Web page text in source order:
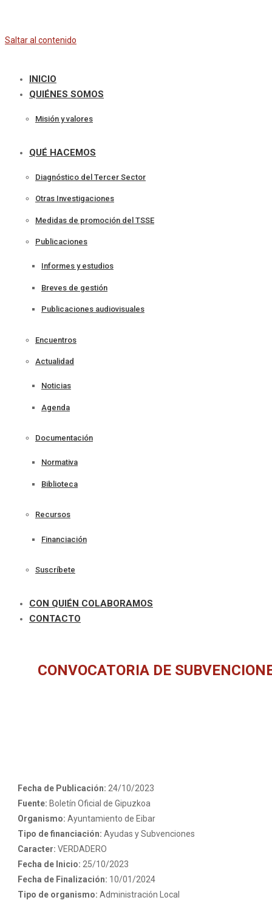
Saltar al contenido
INICIO
QUIÉNES SOMOS
Misión y valores
QUÉ HACEMOS
Diagnóstico del Tercer Sector
Otras Investigaciones
Medidas de promoción del TSSE
Publicaciones
Informes y estudios
Breves de gestión
Publicaciones audiovisuales
Encuentros
Actualidad
Noticias
Agenda
Documentación
Normativa
Biblioteca
Recursos
Financiación
Suscríbete
CON QUIÉN COLABORAMOS
CONTACTO
CONVOCATORIA DE
Fecha de Publicación: 24/10/2023
Fuente: Boletín Oficial de Gipuzkoa
Organismo: Ayuntamiento de Eibar
Tipo de financiación: Ayudas y Subvenciones
Caracter: VERDADERO
Fecha de Inicio: 25/10/2023
Fecha de Finalización: 10/01/2024
Tipo de organismo: Administración Local